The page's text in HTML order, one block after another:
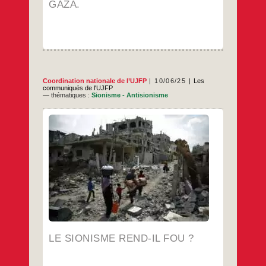
GAZA.
solidaires
Coordination nationale de l’UJFP 10/06/25
Les
communiqués de l'UJFP
— thématiques :Sionisme - Antisionisme
LE SIONISME REND-IL FOU ?
La violence du génocide en cours à Gaza
nous laisse parfois désemparés, furieux,
effarés, effrayés, démoralisés. L’horreur de
la situation provoque un effondrement
psychique, en premier lieu chez les
Palestiniens de Gaza. Notre représentant à
Gaza, Abu Amir, a rapporté l’importance de
la crise existentielle que le blocus, la famine,
…
Le
sionisme
rend-
il …